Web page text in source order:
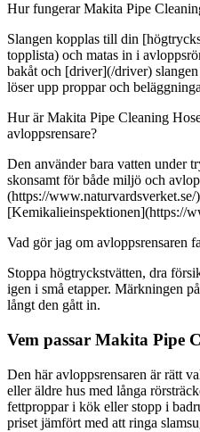
Hur fungerar Makita Pipe
Slangen kopplas till din
topplista) och matas in i
bakåt och [driver](/driver)
löser upp proppar och
Hur är Makita Pipe Cleaning
avloppsrensare?
Den använder bara vatten under
skonsamt för både miljö och
(https://
[Kemikalieinspektionen](https://
Vad gör jag om avloppsrensaren
Stoppa högtryckstvätten, dra
igen i små etapper. Märkningen
långt den gått in.
Vem passar Makita Pipe
Den här avloppsrensaren är rätt
eller äldre hus med långa
fettproppar i kök eller stopp i
priset jämfört med att ringa